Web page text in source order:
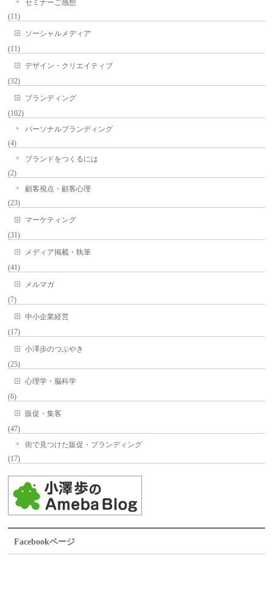
セミナーご感想
(11)
ソーシャルメディア
(11)
デザイン・クリエイティブ
(32)
ブランディング
(102)
パーソナルブランディング
(4)
ブランドをつくるには
(2)
顧客視点・顧客心理
(23)
マーケティング
(31)
メディア掲載・執筆
(41)
メルマガ
(7)
中小企業経営
(17)
小澤歩のつぶやき
(25)
心理学・脳科学
(6)
販促・集客
(47)
街で見つけた販促・ブランディング
(17)
Facebookページ